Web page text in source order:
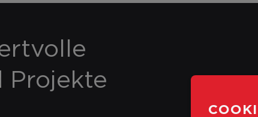
Projekte